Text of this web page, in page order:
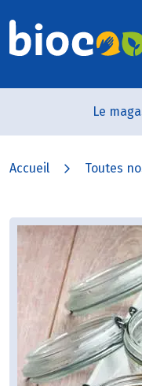
Le
Accueil Toutes